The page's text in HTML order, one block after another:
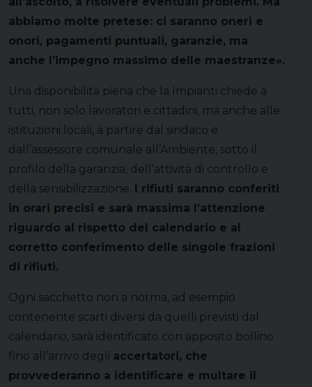
abbiamo molte pretese: ci saranno oneri e
onori, pagamenti puntuali, garanzie, ma
anche l’impegno massimo delle maestranze».
Una disponibilità piena che la Impianti chiede a
tutti, non solo lavoratori e cittadini, ma anche alle
istituzioni locali, a partire dal sindaco e
dall’assessore comunale all’Ambiente, sotto il
profilo della garanzia, dell’attività di controllo e
della sensibilizzazione. I rifiuti saranno conferiti
in orari precisi e sarà massima l’attenzione
riguardo al rispetto del calendario e al
corretto conferimento delle singole frazioni
di rifiuti.
Ogni sacchetto non a norma, ad esempio
contenente scarti diversi da quelli previsti dal
calendario, sarà identificato con apposito bollino
fino all’arrivo degli accertatori, che
provvederanno a identificare e multare il